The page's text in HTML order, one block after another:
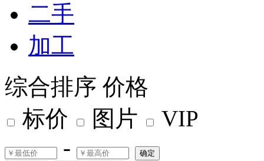
二手
加工
综合排序 价格
标价
图片
VIP
-
确定